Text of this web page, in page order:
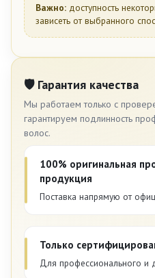
Важно: доступность
зависеть от выбранного
🛡 Гарантия качества
Мы работаем только с
гарантируем подлинность
волос.
100% оригинальная
продукция
Поставка напрямую от
Только
Для профессионального и